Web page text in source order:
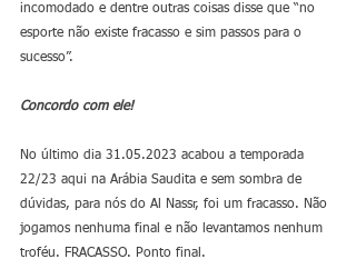
incomodado e dentre outras coisas disse que “no
esporte não existe fracasso e sim passos para o
sucesso”.
Concordo com ele!
No último dia 31.05.2023 acabou a temporada
22/23 aqui na Arábia Saudita e sem sombra de
dúvidas, para nós do Al Nassr, foi um fracasso. Não
jogamos nenhuma final e não levantamos nenhum
troféu. FRACASSO. Ponto final.